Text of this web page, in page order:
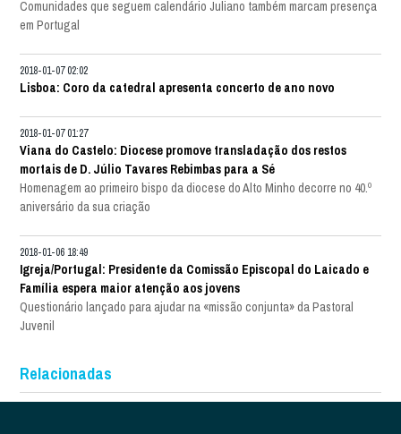
Comunidades que seguem calendário Juliano também marcam presença
em Portugal
2018-01-07 02:02
Lisboa: Coro da catedral apresenta concerto de ano novo
2018-01-07 01:27
Viana do Castelo: Diocese promove transladação dos restos
mortais de D. Júlio Tavares Rebimbas para a Sé
Homenagem ao primeiro bispo da diocese do Alto Minho decorre no 40.º
aniversário da sua criação
2018-01-06 18:49
Igreja/Portugal: Presidente da Comissão Episcopal do Laicado e
Família espera maior atenção aos jovens
Questionário lançado para ajudar na «missão conjunta» da Pastoral
Juvenil
Relacionadas